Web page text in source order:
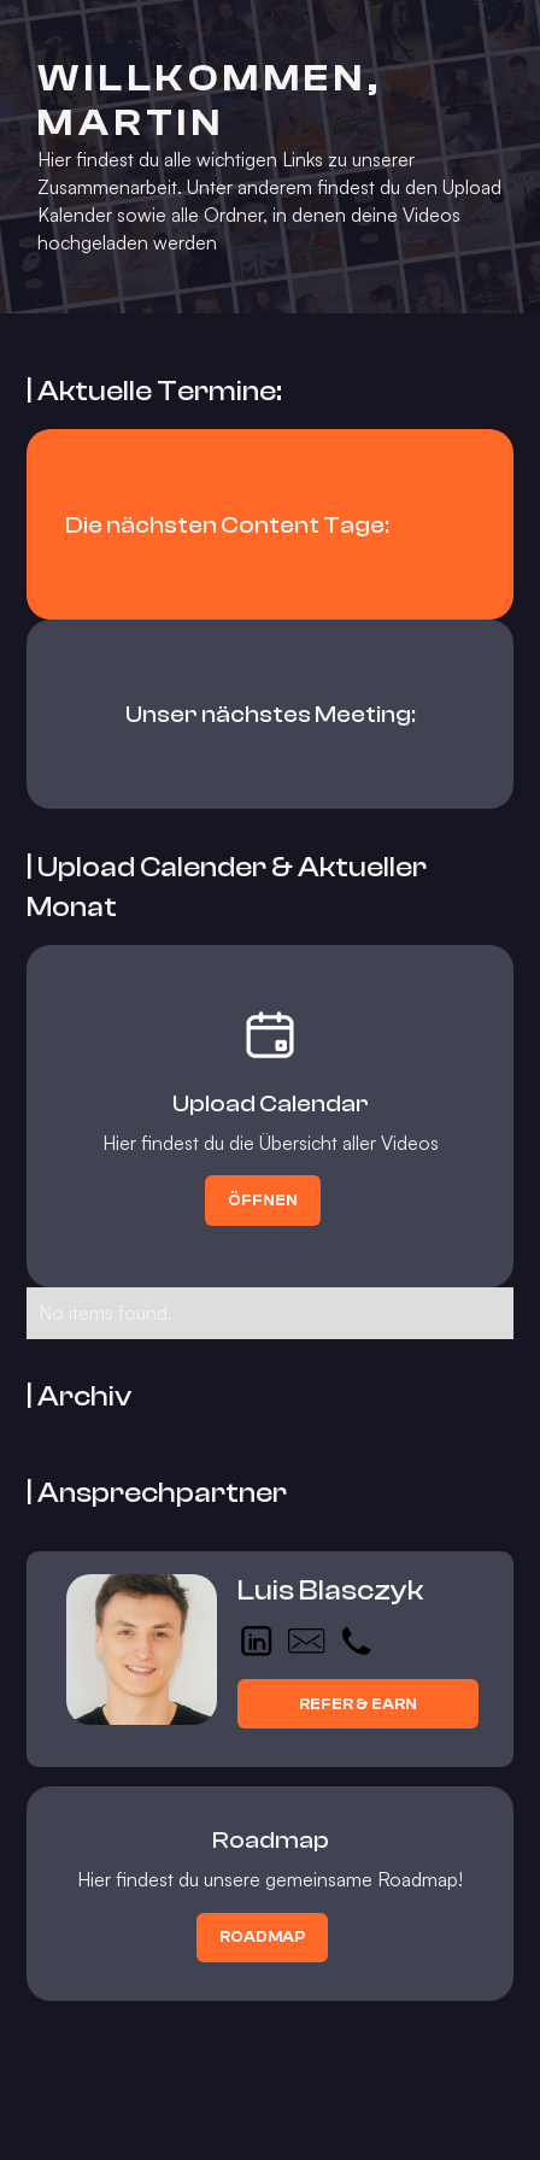
WILLKOMMEN,
MARTIN
Hier findest du alle wichtigen Links zu unserer
Zusammenarbeit. Unter anderem findest du den Upload
Kalender sowie alle Ordner, in denen deine Videos
hochgeladen werden
| Aktuelle Termine:
Die nächsten Content Tage:
Unser nächstes Meeting:
| Upload Calender & Aktueller
Monat
Upload Calendar
Hier findest du die Übersicht aller Videos
ÖFFNEN
No items found.
| Archiv
| Ansprechpartner
Luis Blasczyk
REFER & EARN
Roadmap
Hier findest du unsere gemeinsame Roadmap!
ROADMAP